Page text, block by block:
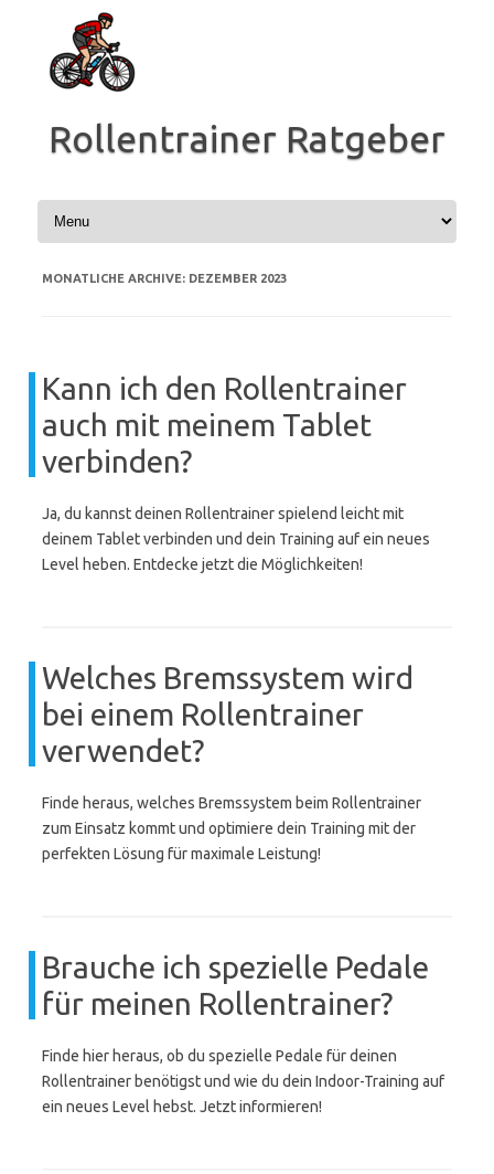
springen
Rollentrainer Ratgeber
MONATLICHE ARCHIVE: DEZEMBER 2023
Kann ich den Rollentrainer
auch mit meinem Tablet
verbinden?
Ja, du kannst deinen Rollentrainer spielend leicht mit
deinem Tablet verbinden und dein Training auf ein neues
Level heben. Entdecke jetzt die Möglichkeiten!
Welches Bremssystem wird
bei einem Rollentrainer
verwendet?
Finde heraus, welches Bremssystem beim Rollentrainer
zum Einsatz kommt und optimiere dein Training mit der
perfekten Lösung für maximale Leistung!
Brauche ich spezielle Pedale
für meinen Rollentrainer?
Finde hier heraus, ob du spezielle Pedale für deinen
Rollentrainer benötigst und wie du dein Indoor-Training auf
ein neues Level hebst. Jetzt informieren!